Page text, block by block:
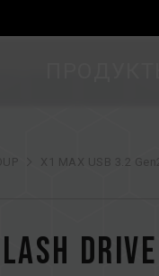
X1 MAX USB 3.2
DRIVE